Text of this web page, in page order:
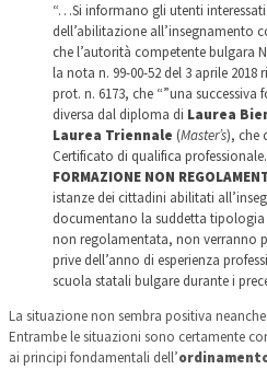
“…Si informano gli utenti
dell’abilitazione all’insegnamento
che l’autorità competente bulgara
la nota n. 99-00-52 del 3 aprile 2018
prot. n. 6173, che “”una
diversa dal diploma di Laurea
Laurea Triennale (Master’s), che
Certificato di qualifica
FORMAZIONE NON
istanze dei cittadini abilitati
documentano la suddetta
non regolamentata, non verranno
prive dell’anno di esperienza
scuola statali bulgare durante i
La situazione non sembra positiva
Entrambe le situazioni sono certamente
ai principi fondamentali dell’